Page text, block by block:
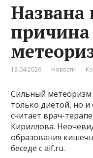
Названа
причина
13.04.2026 Новости
Сильный
только диетой, но и
считает врач-
Кириллова.
образования
беседе с aif.ru.